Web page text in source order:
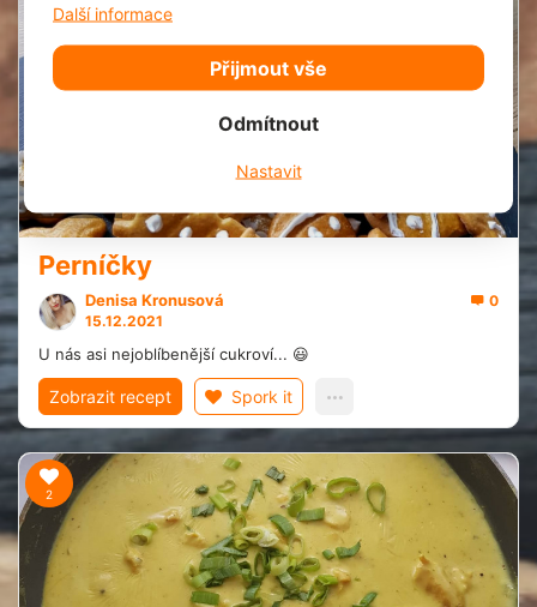
Další informace
Přijmout vše
Odmítnout
Nastavit
Perníčky
0
Denisa Kronusová
15.12.2021
U nás asi nejoblíbenější cukroví... 😃
Zobrazit recept Spork it
2